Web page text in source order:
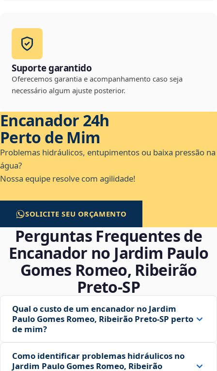
Suporte garantido
Oferecemos garantia e acompanhamento caso seja
necessário algum ajuste posterior.
Encanador 24h
Perto de Mim
Problemas hidráulicos, entupimentos ou baixa pressão na
água?
Nossa equipe resolve com agilidade!
SOLICITE SEU ORÇAMENTO
Perguntas Frequentes de
Encanador no Jardim Paulo
Gomes Romeo, Ribeirão
Preto‑SP
Qual o custo de um encanador no Jardim
Paulo Gomes Romeo, Ribeirão Preto‑SP perto
de mim?
Como identificar problemas hidráulicos no
Jardim Paulo Gomes Romeo, Ribeirão